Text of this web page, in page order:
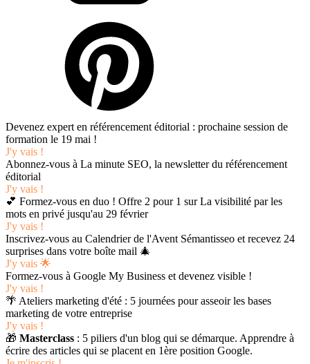
Devenez expert en référencement éditorial : prochaine session de
formation le 19 mai !
J'y vais !
Abonnez-vous à La minute SEO, la newsletter du référencement
éditorial
J'y vais !
💕 Formez-vous en duo ! Offre 2 pour 1 sur La visibilité par les
mots en privé jusqu'au 29 février
J'y vais !
Inscrivez-vous au Calendrier de l'Avent Sémantisseo et recevez 24
surprises dans votre boîte mail 🎄
J'y vais 🌟
Formez-vous à Google My Business et devenez visible !
J'y vais !
🌴 Ateliers marketing d'été : 5 journées pour asseoir les bases
marketing de votre entreprise
J'y vais !
🎁 Masterclass : 5 piliers d'un blog qui se démarque. Apprendre à
écrire des articles qui se placent en 1ère position Google.